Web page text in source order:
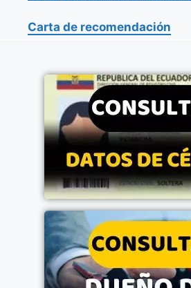
Carta de recomendación